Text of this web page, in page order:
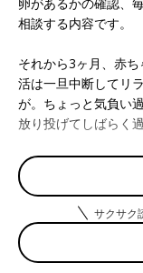
相談する内容です。
それから3ヶ月、赤
活は一旦中断してリ
が。ちょっと気負い
放り投げてしばらく
ほどなくして生理予
れ…４日目、ついに
査薬は使用する時期
なかったということ
い線が現れたときは
にも昇る気持ちでし
サクサク